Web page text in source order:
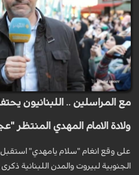
مع المراسلين .. اللبنانيون
ولادة الامام المهدي المنتظر
على وقع انغام "سلام يامهدي"
الجنوبية لبيروت والمدن اللبنانية